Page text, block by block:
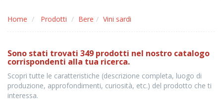
Home Prodotti Bere Vini sardi
Sono stati trovati 349 prodotti nel nostro catalogo
corrispondenti alla tua ricerca.
Scopri tutte le caratteristiche (descrizione completa, luogo di
produzione, approfondimenti, curiosità, etc.) del prodotto che ti
interessa.